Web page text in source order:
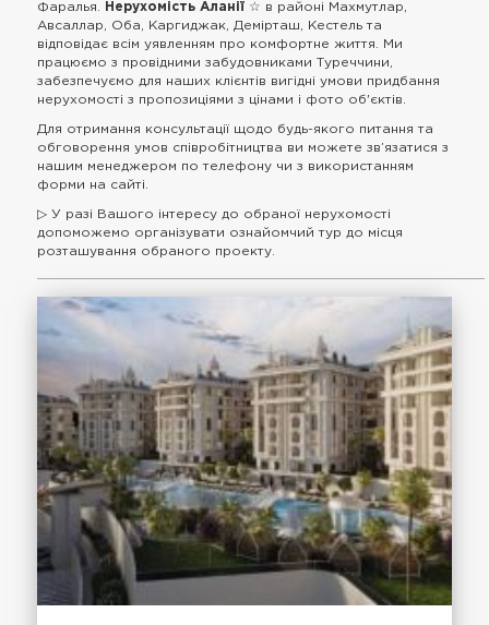
Фаралья.
Нерухомість Аланії ☆ в районі Махмутлар,
Авсаллар, Оба, Каргиджак, Демірташ, Кестель та
відповідає всім уявленням про комфортне життя. Ми
працюємо з провідними забудовниками Туреччини,
забезпечуємо для наших клієнтів вигідні умови придбання
нерухомості з пропозиціями з цінами і фото об'єктів.
Для отримання консультації щодо будь-якого питання та
обговорення умов співробітництва ви можете зв’язатися з
нашим менеджером по телефону чи з використанням
форми на сайті.
▷ У разі Вашого інтересу до обраної нерухомості
допоможемо організувати ознайомчий тур до місця
розташування обраного проекту.